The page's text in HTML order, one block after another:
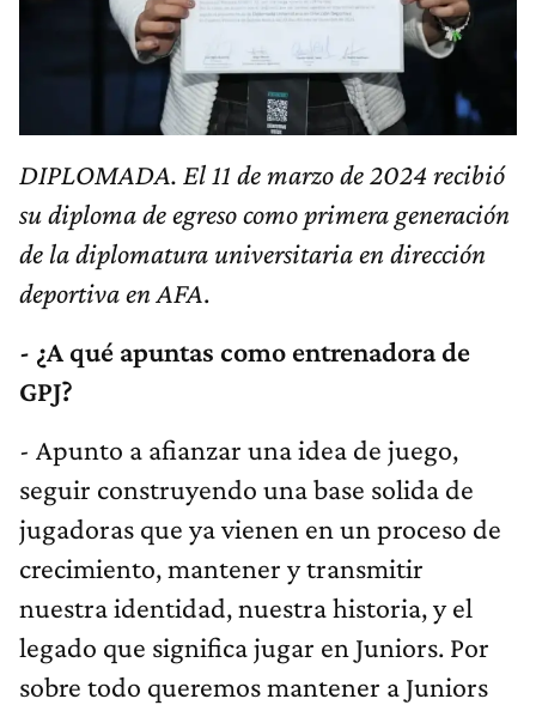
DIPLOMADA. El 11 de marzo de 2024 recibió
su diploma de egreso como primera generación
de la diplomatura universitaria en dirección
deportiva en AFA.
- ¿A qué apuntas como entrenadora de
GPJ?
- Apunto a afianzar una idea de juego,
seguir construyendo una base solida de
jugadoras que ya vienen en un proceso de
crecimiento, mantener y transmitir
nuestra identidad, nuestra historia, y el
legado que significa jugar en Juniors. Por
sobre todo queremos mantener a Juniors